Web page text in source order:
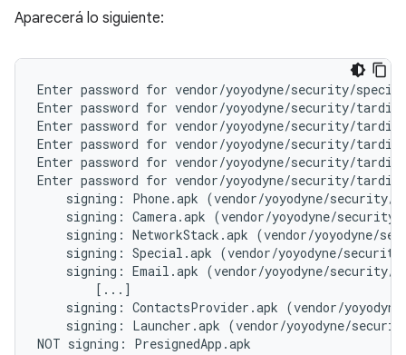
Aparecerá lo siguiente:
Enter password for vendor/yoyodyne/security/
Enter password for vendor/yoyodyne/security/tardis/
Enter password for vendor/yoyodyne/security/tardis/
Enter password for vendor/yoyodyne/security/
Enter password for vendor/yoyodyne/security/
Enter password for vendor/yoyodyne/security/tardis/
signing: Phone.apk (vendor/yoyodyne/security/
signing: Camera.apk (vendor/yoyodyne/
signing: NetworkStack.apk (vendor/yoyodyne/
signing: Special.apk (vendor/yoyodyne/
signing: Email.apk (vendor/yoyodyne/security/
        [...]
signing: ContactsProvider.apk (vendor/
signing: Launcher.apk (vendor/yoyodyne/
NOT signing: PresignedApp.apk